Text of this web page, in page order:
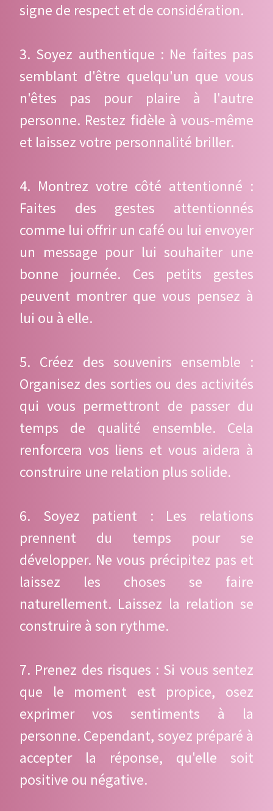
signe de respect et de considération.
3. Soyez authentique : Ne faites pas
semblant d'être quelqu'un que vous
n'êtes pas pour plaire à l'autre
personne. Restez fidèle à vous-même
et laissez votre personnalité briller.
4. Montrez votre côté attentionné :
Faites des gestes attentionnés
comme lui offrir un café ou lui envoyer
un message pour lui souhaiter une
bonne journée. Ces petits gestes
peuvent montrer que vous pensez à
lui ou à elle.
5. Créez des souvenirs ensemble :
Organisez des sorties ou des activités
qui vous permettront de passer du
temps de qualité ensemble. Cela
renforcera vos liens et vous aidera à
construire une relation plus solide.
6. Soyez patient : Les relations
prennent du temps pour se
développer. Ne vous précipitez pas et
laissez les choses se faire
naturellement. Laissez la relation se
construire à son rythme.
7. Prenez des risques : Si vous sentez
que le moment est propice, osez
exprimer vos sentiments à la
personne. Cependant, soyez préparé à
accepter la réponse, qu'elle soit
positive ou négative.